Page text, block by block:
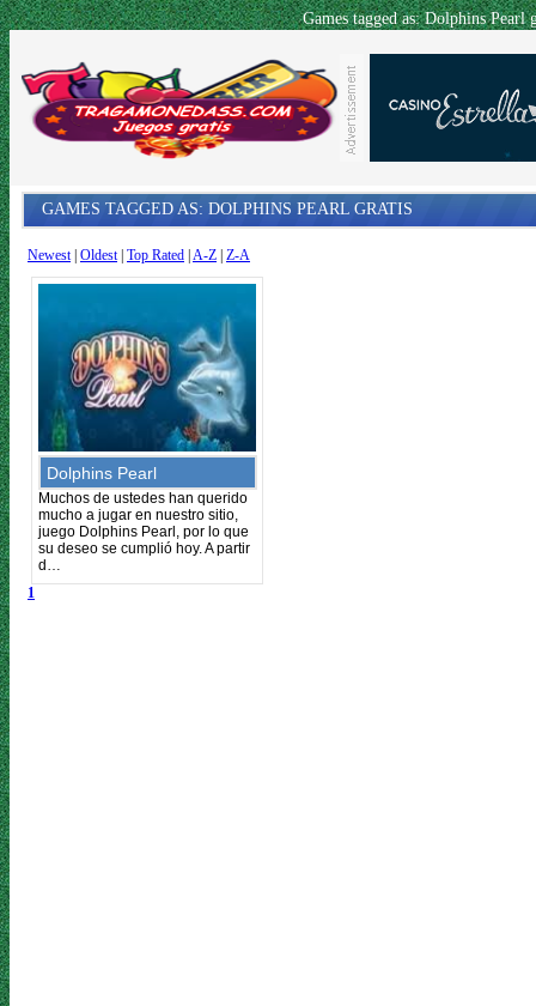
Games tagged as: Dolphins
GAMES TAGGED AS: DOLPHINS PEARL GRATIS
Newest| Oldest| Top Rated A-Z Z-A
Dolphins Pearl
Muchos de ustedes han querido
mucho a jugar en nuestro sitio,
juego Dolphins Pearl, por lo que
su deseo se cumplió hoy. A partir
d…
1